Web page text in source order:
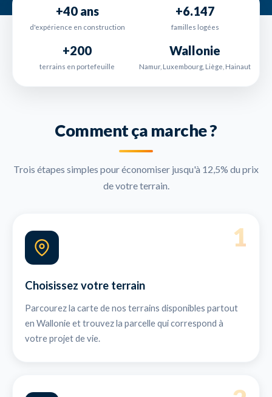
+40 ans
d'expérience en construction
+6.147
familles logées
+200
terrains en portefeuille
Wallonie
Namur, Luxembourg, Liège, Hainaut
Comment ça marche ?
Trois étapes simples pour économiser jusqu'à 12,5% du prix
de votre terrain.
1
Choisissez votre terrain
Parcourez la carte de nos terrains disponibles partout
en Wallonie et trouvez la parcelle qui correspond à
votre projet de vie.